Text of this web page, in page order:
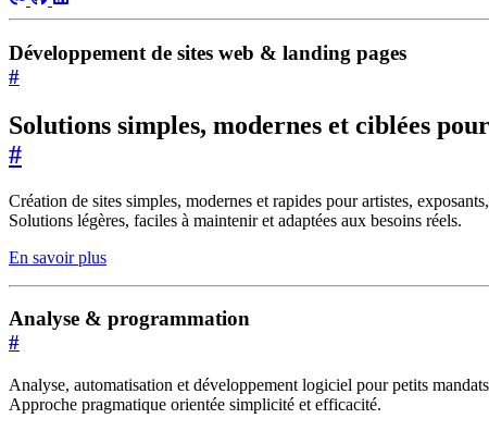
Développement de sites web & landing pages
#
Solutions simples, modernes et ciblées
#
Création de sites simples, modernes et rapides pour artistes,
Solutions légères, faciles à maintenir et adaptées aux besoins réels.
En savoir plus
Analyse & programmation
#
Analyse, automatisation et développement logiciel pour petits
Approche pragmatique orientée simplicité et efficacité.